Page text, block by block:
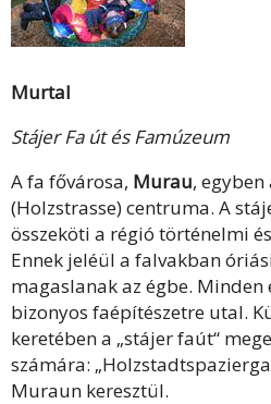
Murtal
Stájer Fa út és Famúzeum
A fa fővárosa, Murau,
(Holzstrasse) centruma. A
összeköti a régió történelmi
Ennek jeléül a falvakban
magaslanak az égbe. Minden
bizonyos faépítészetre utal.
keretében a „stájer faút“
számára:
Muraun keresztül.